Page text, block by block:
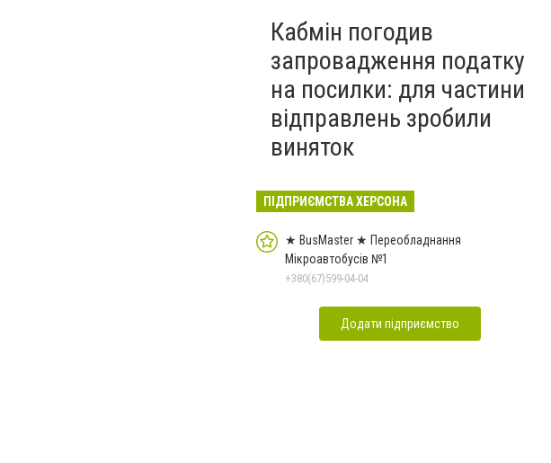
Кабмін погодив
запровадження податку
на посилки: для частини
відправлень зробили
виняток
ПІДПРИЄМСТВА ХЕРСОНА
★ BusMaster ★ Переобладнання
Мікроавтобусів №1
+380(67)599-04-04
Додати підприємство